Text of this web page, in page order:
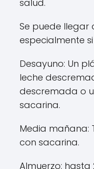
salud.
Se puede llegar
especialmente
Desayuno: Un
leche
descremada o
sacarina.
Media mañana:
con sacarina.
Almuerzo: